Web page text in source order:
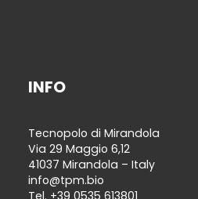
INFO
Tecnopolo di Mirandola
Via 29 Maggio 6,12
41037 Mirandola – Italy
info@tpm.bio
Tel. +39 0535 613801